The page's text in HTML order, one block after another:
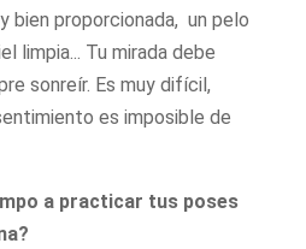
bien proporcionada, un pelo
limpia... Tu mirada debe
sonreír. Es muy difícil,
es imposible de
a practicar tus poses